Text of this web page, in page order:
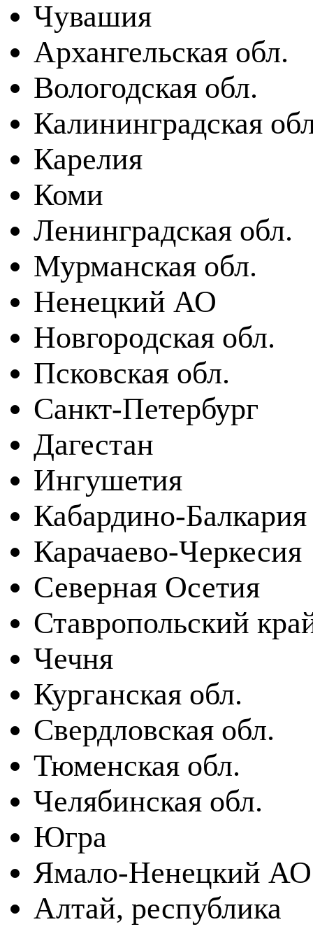
Чувашия
Архангельская обл.
Вологодская обл.
Калининградская
Карелия
Коми
Ленинградская обл.
Мурманская обл.
Ненецкий АО
Новгородская обл.
Псковская обл.
Санкт-Петербург
Дагестан
Ингушетия
Кабардино-Балкария
Карачаево-Черкесия
Северная Осетия
Ставропольский
Чечня
Курганская обл.
Свердловская обл.
Тюменская обл.
Челябинская обл.
Югра
Ямало-Ненецкий АО
Алтай, республика